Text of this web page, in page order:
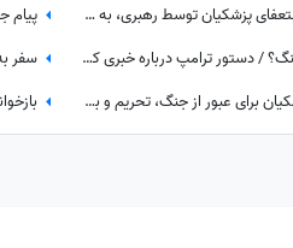
واکنش روحانی شایعه کننده پذیرش استعفای پزشکیان توسط رهبری، به بیانیه دفتر ایشان
تله جنگ برای آقای زرنگ می‌شود مایه ننگ؟ / دستور ترامپ درباره خبری که نباید افشا می‌شد
از وفاق مردم تا اصلاحات ساختاری؛ پزشکیان برای عبور از جنگ، تحریم و بحران اقتصادی چه برنامه‌ای دارد؟